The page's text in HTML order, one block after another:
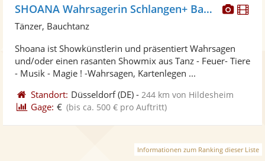
Fotos
SHOANA Wahrsagerin Schlangen+ Bauchtanz
Tänzer, Bauchtanz
Shoana ist Showkünstlerin und präsentiert Wahrsagen
und/oder einen rasanten Showmix aus Tanz - Feuer- Tiere
- Musik - Magie ! -Wahrsagen, Kartenlegen ...
Standort: Düsseldorf(DE) - 244 km von Hildesheim
Gage: € (bis ca. 500 € pro Auftritt)
Informationen zum Ranking dieser Liste